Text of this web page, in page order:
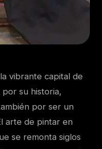
vibrante capital de
por su historia,
por ser un
arte de pintar en
se remonta siglos